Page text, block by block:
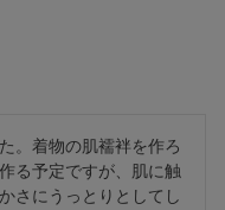
。着物の肌襦袢を作ろ
る予定ですが、肌に触
さにうっとりとしてし